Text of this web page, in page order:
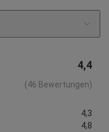
4,4
(46 Bewertungen)
4,3
4,8